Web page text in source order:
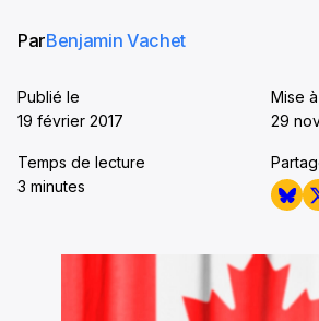
ParBenjamin Vachet
Publié le
19 février 2017
Mise
29
Temps de lecture
3 minutes